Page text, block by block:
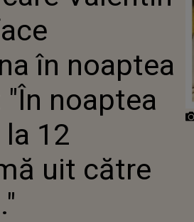
NOAPTEA DINTRE ANI:
ZIC..."
în noaptea
noaptea
12
uit către